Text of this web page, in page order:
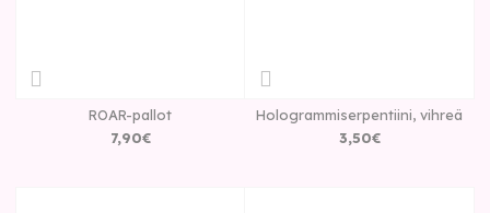
ROAR-pallot
7,90€
Hologrammiserpentiini, vihreä
3,50€